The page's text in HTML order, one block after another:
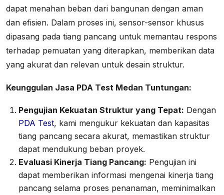
dapat menahan beban dari bangunan dengan aman
dan efisien. Dalam proses ini, sensor-sensor khusus
dipasang pada tiang pancang untuk memantau respons
terhadap pemuatan yang diterapkan, memberikan data
yang akurat dan relevan untuk desain struktur.
Keunggulan Jasa PDA Test Medan Tuntungan:
Pengujian Kekuatan Struktur yang Tepat: Dengan
PDA Test, kami mengukur kekuatan dan kapasitas
tiang pancang secara akurat, memastikan struktur
dapat mendukung beban proyek.
Evaluasi Kinerja Tiang Pancang: Pengujian ini
dapat memberikan informasi mengenai kinerja tiang
pancang selama proses penanaman, meminimalkan